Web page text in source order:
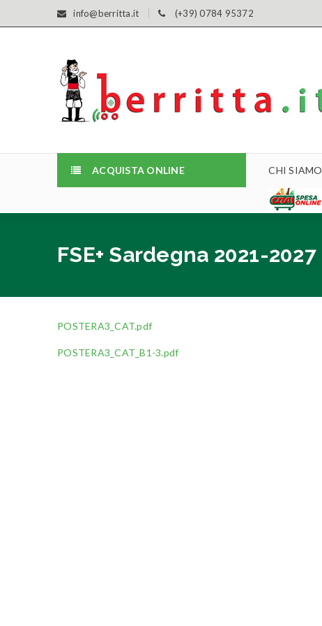
info@berritta.it (+39) 0784 95372
ACQUISTA ONLINE CHI SIAMO
FSE+ Sardegna 2021-2027
POSTERA3_CAT.pdf
POSTERA3_CAT_B1-3.pdf